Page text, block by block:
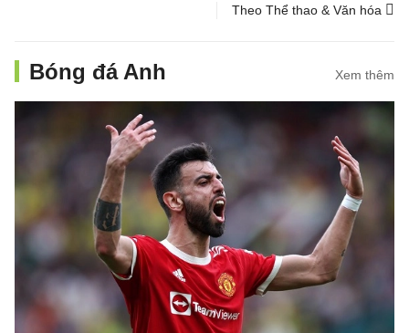
Theo Thể thao & Văn hóa
Bóng đá Anh Xem thêm